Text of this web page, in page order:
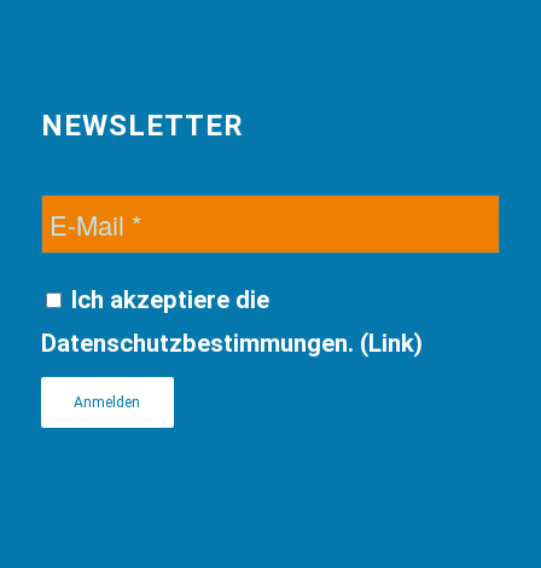
NEWSLETTER
Ich akzeptiere die
Datenschutzbestimmungen. (Link)